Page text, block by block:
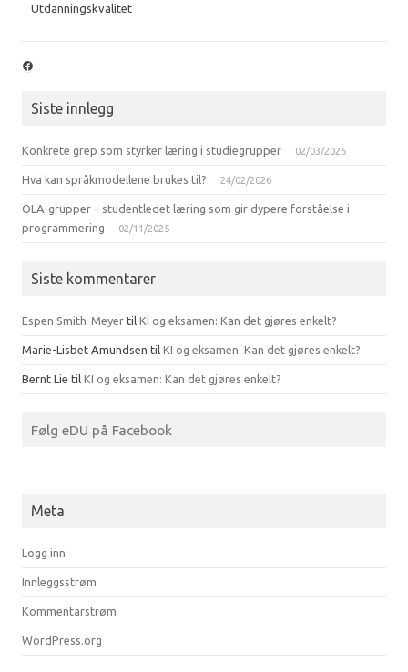
Utdanningskvalitet
Facebook
Siste innlegg
Konkrete grep som styrker læring i studiegrupper 02/03/2026
Hva kan språkmodellene brukes til? 24/02/2026
OLA-grupper – studentledet læring som gir dypere forståelse i
programmering
02/11/2025
Siste kommentarer
Espen Smith-Meyer til KI og eksamen: Kan det gjøres enkelt?
Marie-Lisbet Amundsen til KI og eksamen: Kan det gjøres enkelt?
Bernt Lie til KI og eksamen: Kan det gjøres enkelt?
Følg eDU på Facebook
Meta
Logg inn
Innleggsstrøm
Kommentarstrøm
WordPress.org